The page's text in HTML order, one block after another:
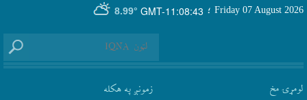
GMT-11:08:43
8.99° Friday 07 August 2026 ؛
لومړۍ مخ
زمونږ په هکله